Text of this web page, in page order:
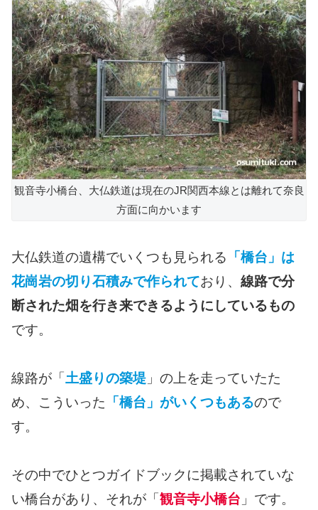
観音寺小橋台、大仏鉄道は現在のJR関西本線とは離れて奈良
方面に向かいます
大仏鉄道の遺構でいくつも見られる 「橋台」は
花崗岩の切り石積みで作られており、 線路で分
断された畑を行き来できるようにしているもの
です。
線路が「 土盛りの築堤 」の上を走っていたた
め、こういった 「橋台」がいくつもあるので
す。
その中でひとつガイドブックに掲載されていな
い橋台があり、それが「 観音寺小橋台 」です。